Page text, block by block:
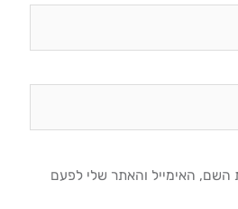
השם, האימייל והאתר שלי לפעם